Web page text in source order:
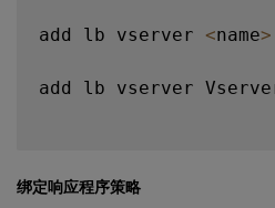
add lb vserver <name>
add lb vserver
绑定响应程序策略